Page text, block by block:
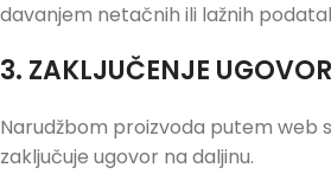
davanjem netačnih ili lažnih
3. ZAKLJUČENJE
Narudžbom proizvoda putem web
zaključuje ugovor na daljinu.